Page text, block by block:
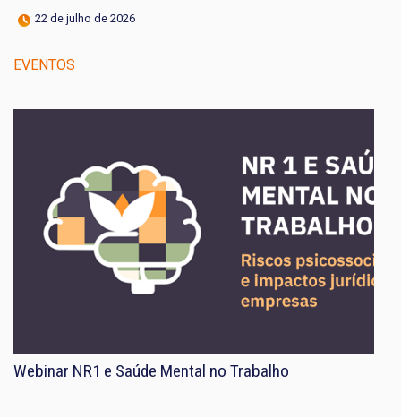
22 de julho de 2026
EVENTOS
Webinar NR1 e Saúde Mental no Trabalho